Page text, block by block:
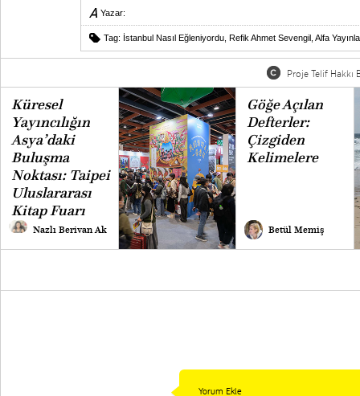
Yazar:
Tag: İstanbul Nasıl Eğleniyordu Refik Ahmet Sevengil Alfa
Proje Telif Hakkı
Küresel
Yayıncılığın
Asya’daki
Buluşma
Noktası: Taipei
Uluslararası
Kitap Fuarı
Nazlı Berivan Ak
Göğe Açılan
Defterler:
Çizgiden
Kelimelere
Betül Memiş